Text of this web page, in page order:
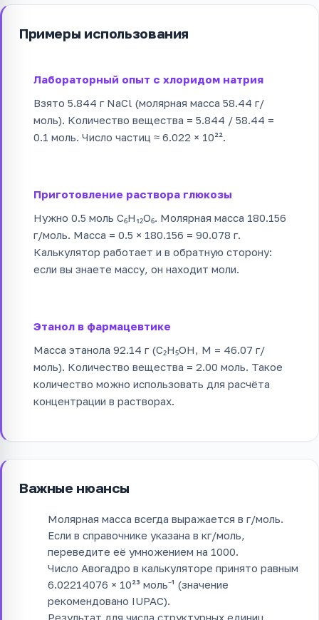
Примеры использования
Лабораторный опыт с хлоридом натрия
Взято 5.844 г NaCl (молярная масса 58.44 г/
моль). Количество вещества = 5.844 / 58.44 =
0.1 моль. Число частиц ≈ 6.022 × 10²².
Приготовление раствора глюкозы
Нужно 0.5 моль C₆H₁₂O₆. Молярная масса 180.156
г/моль. Масса = 0.5 × 180.156 = 90.078 г.
Калькулятор работает и в обратную сторону:
если вы знаете массу, он находит моли.
Этанол в фармацевтике
Масса этанола 92.14 г (C₂H₅OH, M = 46.07 г/
моль). Количество вещества = 2.00 моль. Такое
количество можно использовать для расчёта
концентрации в растворах.
Важные нюансы
Молярная масса всегда выражается в г/моль.
Если в справочнике указана в кг/моль,
переведите её умножением на 1000.
Число Авогадро в калькуляторе принято равным
6.02214076 × 10²³ моль⁻¹ (значение
рекомендовано IUPAC).
Результат для числа структурных единиц